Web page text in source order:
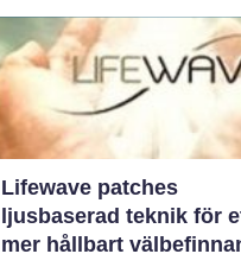
Lifewave patches
ljusbaserad teknik för
mer hållbart